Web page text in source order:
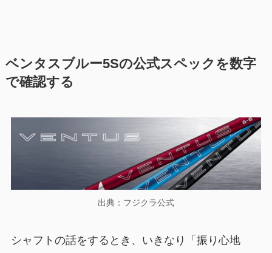
ベンタスブルー5Sの公式スペックを数字
で確認する
出典：フジクラ公式
シャフトの話をするとき、いきなり「振り心地